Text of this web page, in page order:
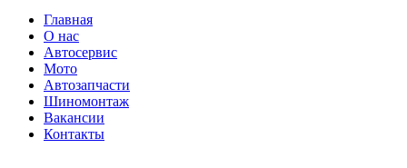
Главная
О нас
Автосервис
Мото
Автозапчасти
Шиномонтаж
Вакансии
Контакты